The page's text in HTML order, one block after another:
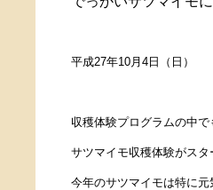
平成27年10月4日
収穫体験プログラムの中
サツマイモ収穫体験がスタ
今年のサツマイモは特に元